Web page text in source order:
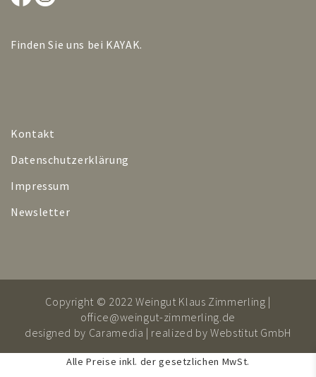
Finden Sie uns bei KAYAK.
Kontakt
Datenschutzerklärung
Impressum
Newsletter
Copyright © 2022 Weingut Klaus Zimmerling |
office@weingut-zimmerling.de
designed by Caramedia | realized byWebstitut GmbH
Alle Preise inkl. der gesetzlichen MwSt.